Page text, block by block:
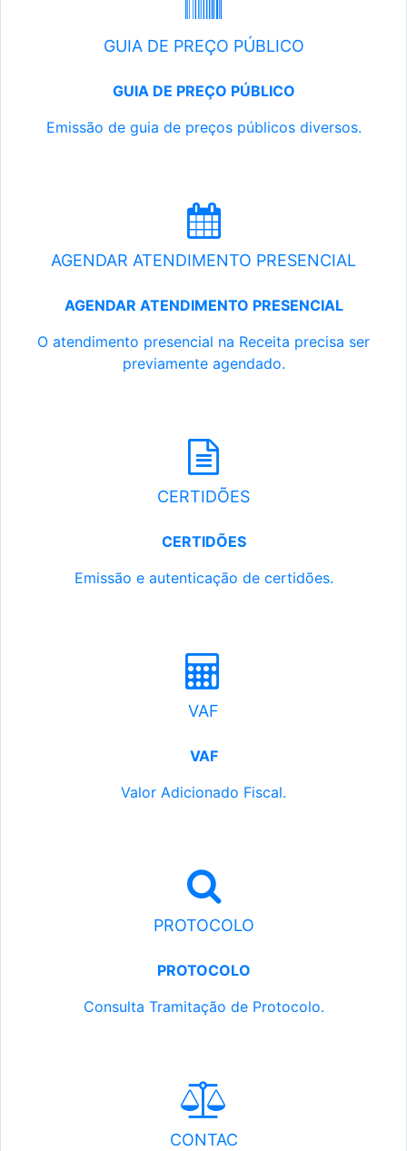
GUIA DE PREÇO PÚBLICO
GUIA DE PREÇO PÚBLICO
Emissão de guia de preços públicos diversos.
AGENDAR ATENDIMENTO PRESENCIAL
AGENDAR ATENDIMENTO PRESENCIAL
O atendimento presencial na Receita precisa ser
previamente agendado.
CERTIDÕES
CERTIDÕES
Emissão e autenticação de certidões.
VAF
VAF
Valor Adicionado Fiscal.
PROTOCOLO
PROTOCOLO
Consulta Tramitação de Protocolo.
CONTAC